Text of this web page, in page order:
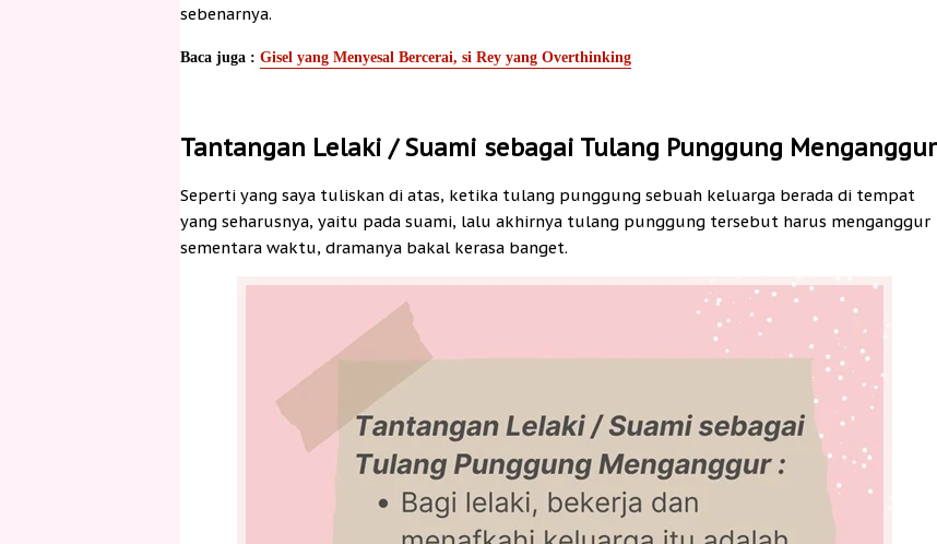
sebenarnya.
Baca juga : Gisel yang Menyesal Bercerai, si Rey yang Overthinking
Tantangan Lelaki / Suami sebagai Tulang Punggung Menganggur
Seperti yang saya tuliskan di atas, ketika tulang punggung sebuah keluarga berada di tempat
yang seharusnya, yaitu pada suami, lalu akhirnya tulang punggung tersebut harus menganggur
sementara waktu, dramanya bakal kerasa banget.